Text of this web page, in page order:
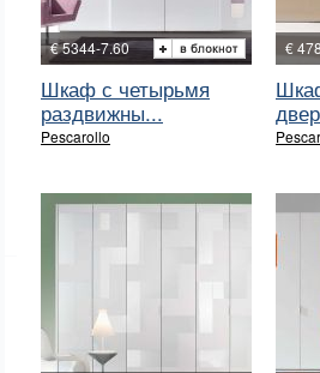
€ 5344-7.60
Шкаф с четырьмя
раздвижны...
Pescarollo
€